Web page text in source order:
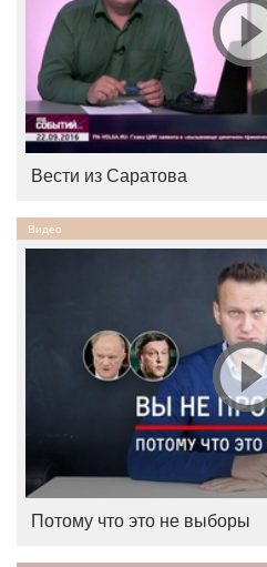
Вести из Саратова
Видео
Потому что это не выборы